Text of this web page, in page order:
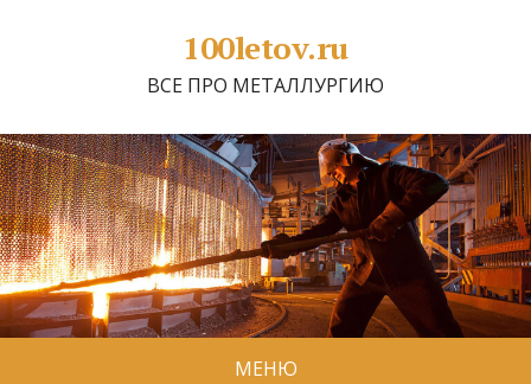
100letov.ru
ВСЕ ПРО МЕТАЛЛУРГИЮ
МЕНЮ